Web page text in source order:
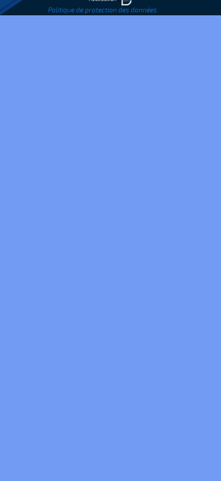
Politique de protection des données